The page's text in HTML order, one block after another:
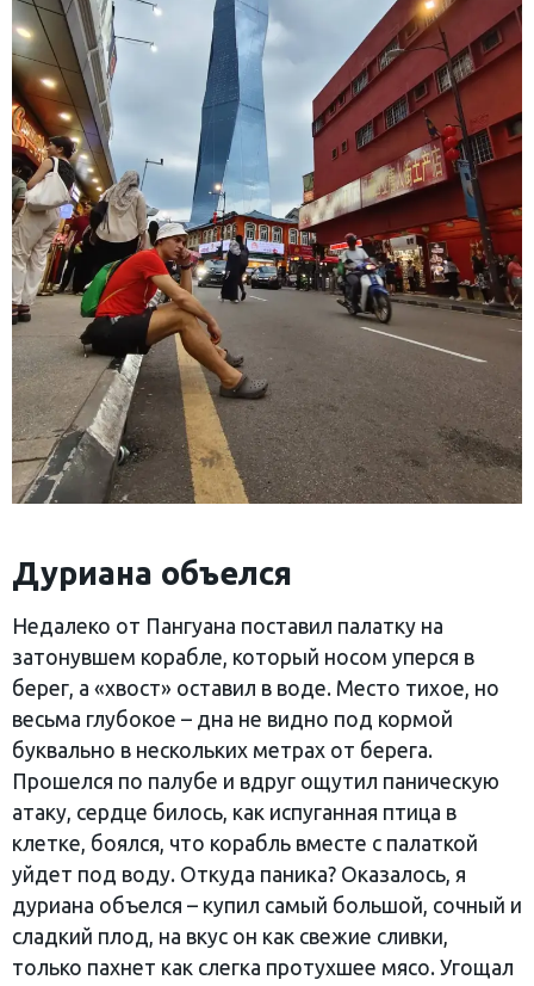
Дуриана объелся
Недалеко от Пангуана поставил палатку на
затонувшем корабле, который носом уперся в
берег, а «хвост» оставил в воде. Место тихое, но
весьма глубокое – дна не видно под кормой
буквально в нескольких метрах от берега.
Прошелся по палубе и вдруг ощутил паническую
атаку, сердце билось, как испуганная птица в
клетке, боялся, что корабль вместе с палаткой
уйдет под воду. Откуда паника? Оказалось, я
дуриана объелся – купил самый большой, сочный и
сладкий плод, на вкус он как свежие сливки,
только пахнет как слегка протухшее мясо. Угощал